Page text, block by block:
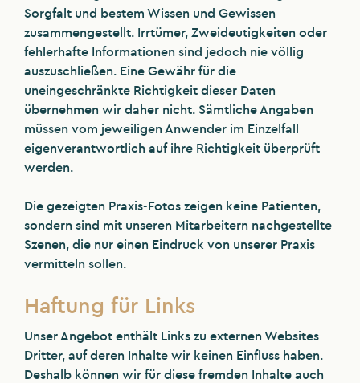
Sorgfalt und bestem Wissen und Gewissen
zusammengestellt. Irrtümer, Zweideutigkeiten oder
fehlerhafte Informationen sind jedoch nie völlig
auszuschließen. Eine Gewähr für die
uneingeschränkte Richtigkeit dieser Daten
übernehmen wir daher nicht. Sämtliche Angaben
müssen vom jeweiligen Anwender im Einzelfall
eigenverantwortlich auf ihre Richtigkeit überprüft
werden.
Die gezeigten Praxis-Fotos zeigen keine Patienten,
sondern sind mit unseren Mitarbeitern nachgestellte
Szenen, die nur einen Eindruck von unserer Praxis
vermitteln sollen.
Haftung für Links
Unser Angebot enthält Links zu externen Websites
Dritter, auf deren Inhalte wir keinen Einfluss haben.
Deshalb können wir für diese fremden Inhalte auch